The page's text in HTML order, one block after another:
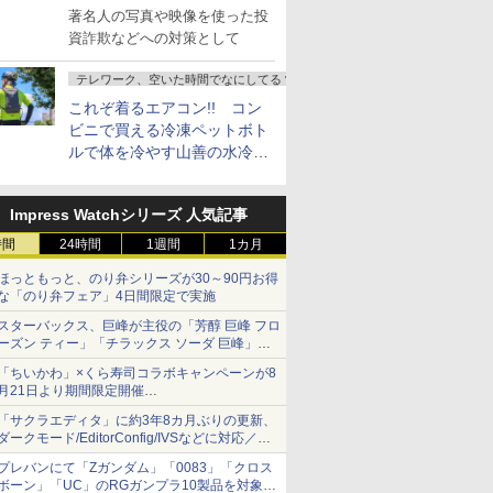
し詐欺広告」対策強化を要請
著名人の写真や映像を使った投
資詐欺などへの対策として
テレワーク、空いた時間でなにしてる？
これぞ着るエアコン!! コン
ビニで買える冷凍ペットボト
ルで体を冷やす山善の水冷ベ
どいい【ぼっち・ざ・ろー
ど！その14】
Impress Watchシリーズ 人気記事
24時間 1週間 1カ月
っともっと、のり弁シリーズが30～90円お得
「のり弁フェア」4日間限定で実施
ターバックス、巨峰が主役の「芳醇 巨峰 フロ
ズン ティー」「チラックス ソーダ 巨峰」発
ちいかわ」×くら寿司コラボキャンペーンが8
21日より期間限定開催
リジナルの湯呑みや寿司皿が景品に登場！
サクラエディタ」に約3年8カ月ぶりの更新、
ークモード/EditorConfig/IVSなどに対応／複
の脆弱性に対処したセキュリティアップデー
レバンにて「Zガンダム」「0083」「クロス
ーン」「UC」のRGガンプラ10製品を対象に